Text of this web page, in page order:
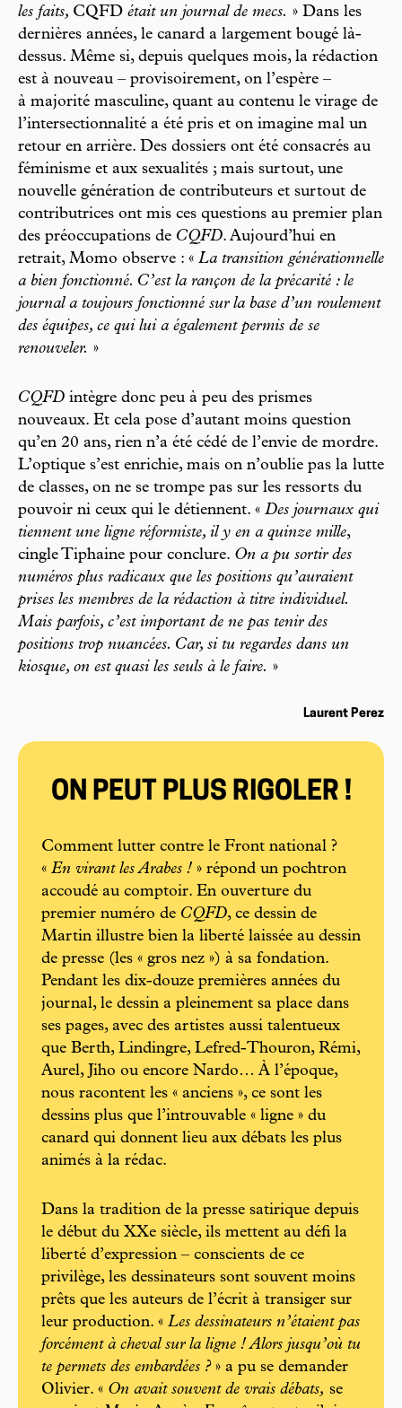
les faits, CQFD était un journal de mecs. » Dans les
dernières années, le canard a largement bougé là-
dessus. Même si, depuis quelques mois, la rédaction
est à nouveau – provisoirement, on l’espère –
à majorité masculine, quant au contenu le virage de
l’intersectionnalité a été pris et on imagine mal un
retour en arrière. Des dossiers ont été consacrés au
féminisme et aux sexualités ; mais surtout, une
nouvelle génération de contributeurs et surtout de
contributrices ont mis ces questions au premier plan
des préoccupations de CQFD. Aujourd’hui en
retrait, Momo observe : « La transition générationnelle
a bien fonctionné. C’est la rançon de la précarité : le
journal a toujours fonctionné sur la base d’un roulement
des équipes, ce qui lui a également permis de se
renouveler. »
CQFD intègre donc peu à peu des prismes
nouveaux. Et cela pose d’autant moins question
qu’en 20 ans, rien n’a été cédé de l’envie de mordre.
L’optique s’est enrichie, mais on n’oublie pas la lutte
de classes, on ne se trompe pas sur les ressorts du
pouvoir ni ceux qui le détiennent. « Des journaux qui
tiennent une ligne réformiste, il y en a quinze mille,
cingle Tiphaine pour conclure. On a pu sortir des
numéros plus radicaux que les positions qu’auraient
prises les membres de la rédaction à titre individuel.
Mais parfois, c’est important de ne pas tenir des
positions trop nuancées. Car, si tu regardes dans un
kiosque, on est quasi les seuls à le faire. »
Laurent Perez
ON PEUT PLUS RIGOLER !
Comment lutter contre le Front national ?
« En virant les Arabes ! » répond un pochtron
accoudé au comptoir. En ouverture du
premier numéro de CQFD, ce dessin de
Martin illustre bien la liberté laissée au dessin
de presse (les « gros nez ») à sa fondation.
Pendant les dix-douze premières années du
journal, le dessin a pleinement sa place dans
ses pages, avec des artistes aussi talentueux
que Berth, Lindingre, Lefred-Thouron, Rémi,
Aurel, Jiho ou encore Nardo… À l’époque,
nous racontent les « anciens », ce sont les
dessins plus que l’introuvable « ligne » du
canard qui donnent lieu aux débats les plus
animés à la rédac.
Dans la tradition de la presse satirique depuis
le début du XXe siècle, ils mettent au défi la
liberté d’expression – conscients de ce
privilège, les dessinateurs sont souvent moins
prêts que les auteurs de l’écrit à transiger sur
leur production. « Les dessinateurs n’étaient pas
forcément à cheval sur la ligne ! Alors jusqu’où tu
te permets des embardées ?» a pu se demander
Olivier. « On avait souvent de vrais débats, se